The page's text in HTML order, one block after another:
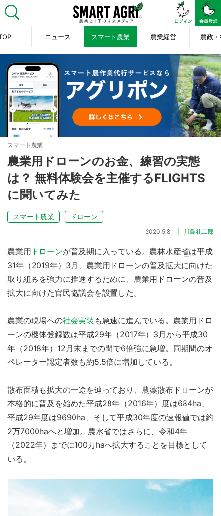
ニュース スマート農業 農業経営 農政・
スマート農業
農業用ドローンのお金、練習の実態
は？ 無料体験会を主催するFLIGHTS
に聞いてみた
スマート農業 ドローン
2020.5.8 川島礼二郎
農業用 ドローンが普及期に入っている。 農林水産省は平成
31年（2019年）3月、農業用ドローンの普及拡大に向けた
取り組みを強力に推進するために、農業用ドローンの普及
拡大に向けた官民協議会を設置した。
農業の現場への社会実装 も急速に進んでいる。農業用ドロ
ーンの機体登録数は平成29年（2017年）3月から平成30
年（2018年）12月末までの間で6倍強に急増。同期間のオ
ペレーター認定者数も約5.5倍に増加している。
散布面積も拡大の一途を辿っており、農薬散布ドローンが
本格的に普及を始めた平成28年（2016年）度は684ha、
平成29年度は9690ha、そして平成30年度の速報値では約
2万7000haへと増加。農水省ではさらに、令和4年
（2022年）までに100万haへ拡大することを目標として
いる。